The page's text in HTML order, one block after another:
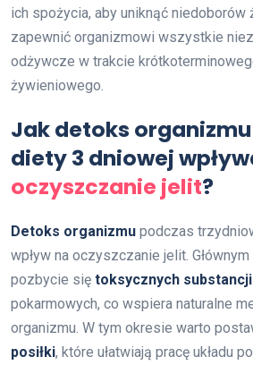
ich spożycia, aby uniknąć niedoborów
zapewnić organizmowi wszystkie
odżywcze w trakcie
żywieniowego.
Jak detoks
diety 3 dniowej
oczyszczanie jelit?
Detoks organizmu podczas
wpływ na oczyszczanie jelit.
pozbycie się toksycznych substancji
pokarmowych, co wspiera naturalne
organizmu. W tym okresie warto
posiłki, które ułatwiają pracę układu